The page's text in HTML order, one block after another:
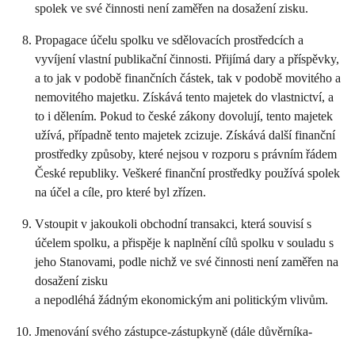
spolek ve své činnosti není zaměřen na dosažení zisku.
Propagace účelu spolku ve sdělovacích prostředcích a
vyvíjení vlastní publikační činnosti. Přijímá dary a příspěvky,
a to jak v podobě finančních částek, tak v podobě movitého a
nemovitého majetku. Získává tento majetek do vlastnictví, a
to i dělením. Pokud to české zákony dovolují, tento majetek
užívá, případně tento majetek zcizuje. Získává další finanční
prostředky způsoby, které nejsou v rozporu s právním řádem
České republiky. Veškeré finanční prostředky používá spolek
na účel a cíle, pro které byl zřízen.
Vstoupit v jakoukoli obchodní transakci, která souvisí s
účelem spolku, a přispěje k naplnění cílů spolku v souladu s
jeho Stanovami, podle nichž ve své činnosti není zaměřen na
dosažení zisku
a nepodléhá žádným ekonomickým ani politickým vlivům.
Jmenování svého zástupce-zástupkyně (dále důvěrníka-